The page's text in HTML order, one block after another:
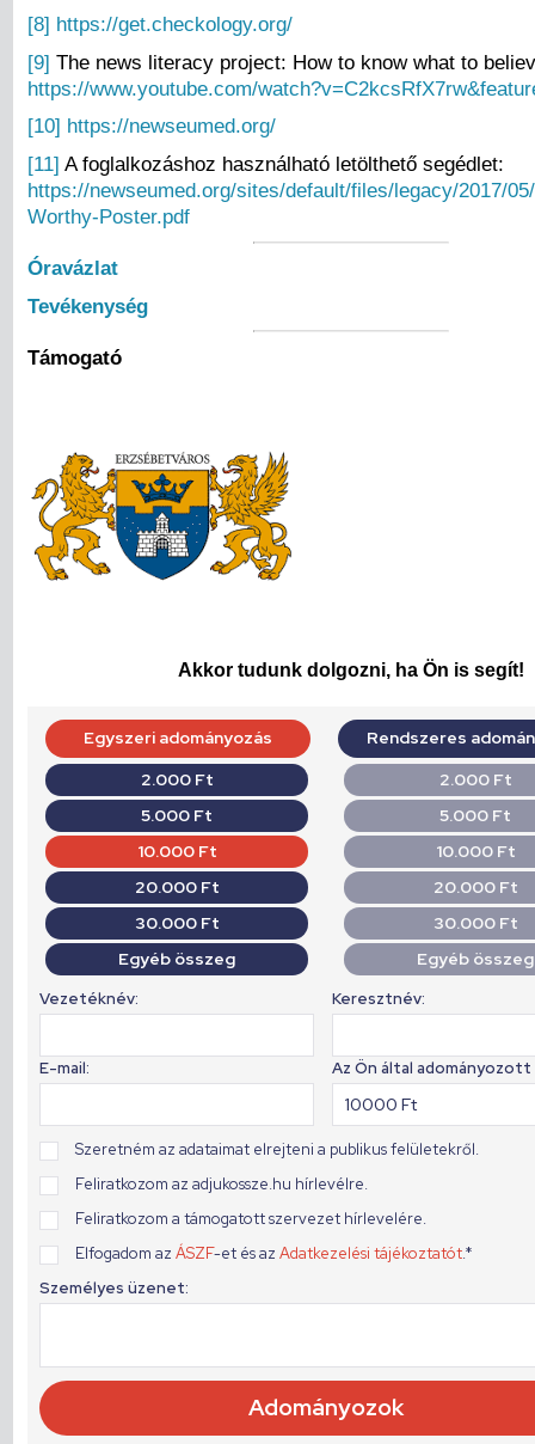
[8] https://get.checkology.org/
[9] The news literacy project: How to know what to
https://www.youtube.com/
[10] https://newseumed.org/
[11] A foglalkozáshoz használható letölthető segédlet:
https://newseumed.org/sites/default/files/legacy/2017/
Worthy-Poster.pdf
Óravázlat
Tevékenység
Támogató
Akkor tudunk dolgozni, ha Ön is segít!